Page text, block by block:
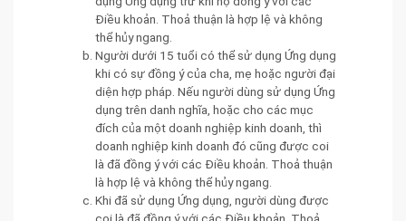
Điều khoản. Thoả thuận là hợp lệ và không
thể hủy ngang.
Người dưới 15 tuổi có thể sử dụng Ứng dụng
khi có sự đồng ý của cha, mẹ hoặc người đại
diện hợp pháp. Nếu người dùng sử dụng Ứng
dụng trên danh nghĩa, hoặc cho các mục
đích của một doanh nghiệp kinh doanh, thì
doanh nghiệp kinh doanh đó cũng được coi
là đã đồng ý với các Điều khoản. Thoả thuận
là hợp lệ và không thể hủy ngang.
Khi đã sử dụng Ứng dụng, người dùng được